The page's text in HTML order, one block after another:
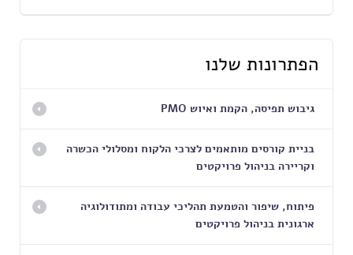
הפתרונות שלנו
גיבוש תפיסה, הקמת ואיוש PMO
בניית קורסים מותאמים לצרכי הלקוח ומסלולי הכשרה
וקריירה בניהול פרויקטים
פיתוח, שיפור והטמעת תהליכי עבודה ומתודולוגיה
ארגונית בניהול פרויקטים